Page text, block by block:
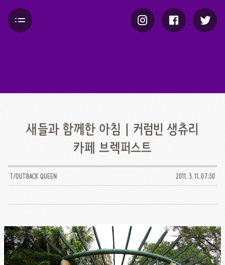
새들과 함께한 아침 | 커럼빈 생츄리
카페 브렉퍼스트
T/OUTBACK QUEEN 2011. 3. 11. 07:30